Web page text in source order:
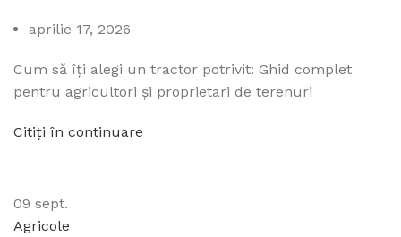
aprilie 17, 2026
Cum să îți alegi un tractor potrivit: Ghid complet
pentru agricultori și proprietari de terenuri
Citiți în continuare
09 sept.
Agricole